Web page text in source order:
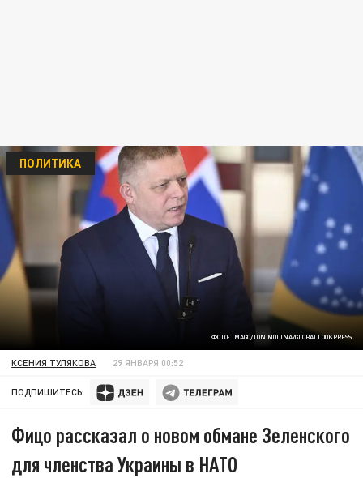
ФОТО: IMAGO/TON MOLINA/GLOBALLOOKPRESS
ПОЛИТИКА
КСЕНИЯ ТУЛЯКОВА 29 ЯНВАРЯ 00:52
ПОДПИШИТЕСЬ:
Фицо рассказал о новом обмане Зеленского
для членства Украины в НАТО